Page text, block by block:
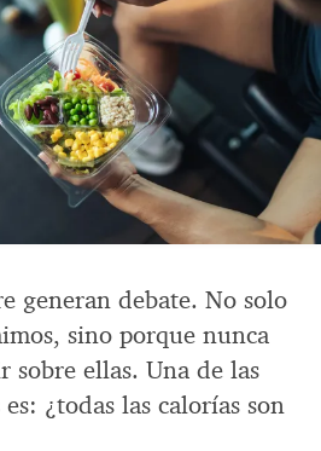
generan debate. No solo
sino porque nunca
sobre ellas. Una de las
¿todas las calorías son